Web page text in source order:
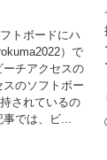
トボードにハ
）で
チアクセスの
のソフトボー
されているの
では、ビ...